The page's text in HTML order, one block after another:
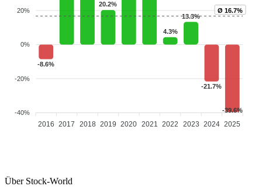
20%
0%
-20%
-40%
-8.6%
20.2%
4.3%
13.3%
-21.7%
-39.6%
2016 2017 2018 2019 2020 2021 2022 2023 2024 2025
Ø 16.7%
Über Stock-World